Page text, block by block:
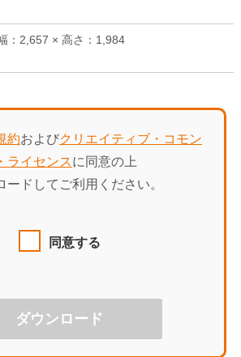
：2,657 × 高さ：1,984
約およびクリエイティブ・コモン
ライセンスに同意の上
ードしてご利用ください。
同意する